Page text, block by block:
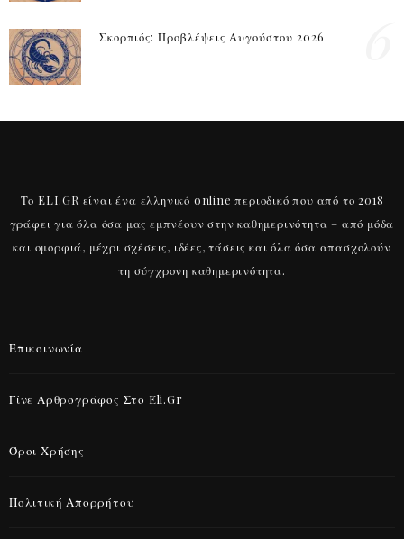
Σκορπιός: Προβλέψεις Αυγούστου 2026
Το ELI.GR είναι ένα ελληνικό online περιοδικό που από το 2018
γράφει για όλα όσα μας εμπνέουν στην καθημερινότητα – από μόδα
και ομορφιά, μέχρι σχέσεις, ιδέες, τάσεις και όλα όσα απασχολούν
τη σύγχρονη καθημερινότητα.
Επικοινωνία
Γίνε Αρθρογράφος Στο Eli.gr
Όροι Χρήσης
Πολιτική Απορρήτου